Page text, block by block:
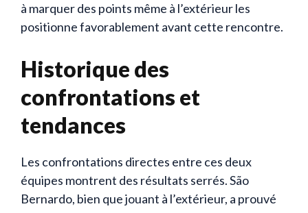
à marquer des points même à l’extérieur les
positionne favorablement avant cette rencontre.
Historique des
confrontations et
tendances
Les confrontations directes entre ces deux
équipes montrent des résultats serrés. São
Bernardo, bien que jouant à l’extérieur, a prouvé